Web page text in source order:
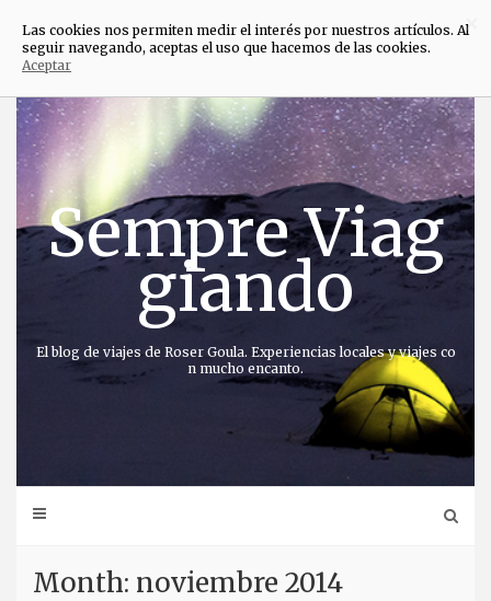
Saltar
contenido
Sempre Viag
giando
El blog de viajes de Roser Goula. Experiencias locales y viajes co
n mucho encanto.
Month: noviembre 2014
×
Las cookies nos permiten medir el interés por nuestros artículos. Al
seguir navegando, aceptas el uso que hacemos de las cookies.
Aceptar